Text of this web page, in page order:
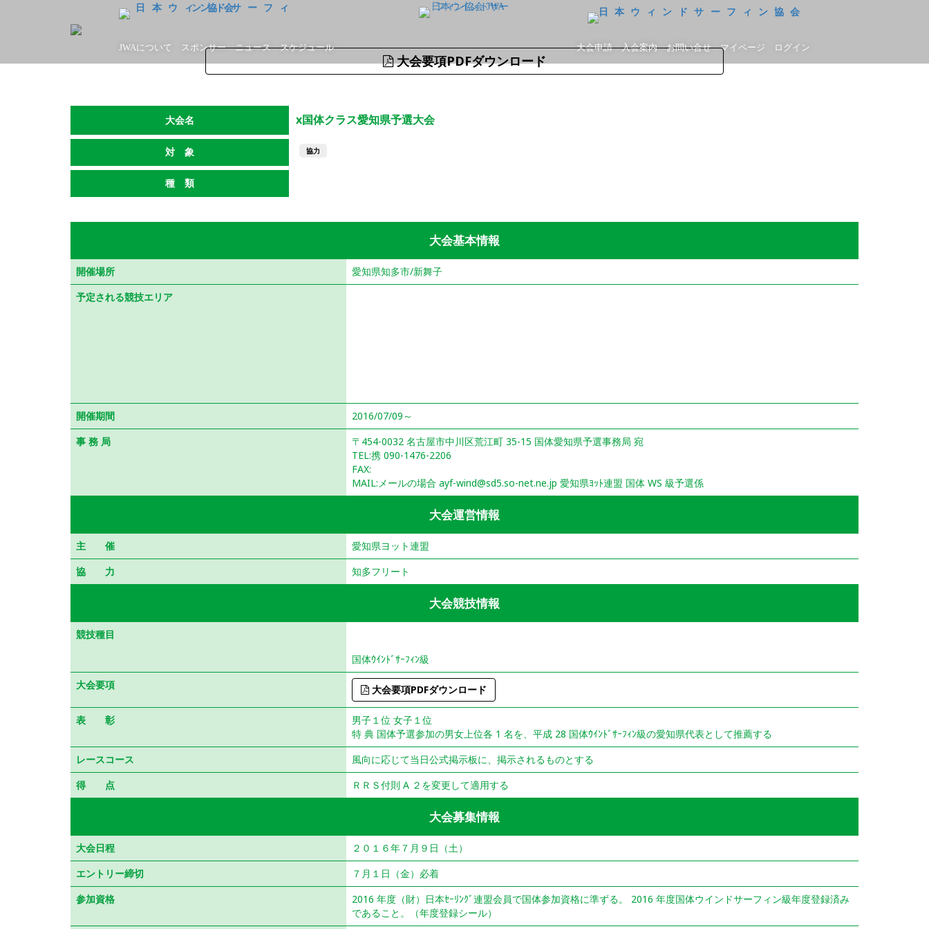
JWAについて スポンサー ニュース スケジュール 大会申請 入会案内 お問い合せ マイページ ログイン
大会要項PDFダウンロード
大会名 x国体クラス愛知県予選大会
対 象 協力
種 類
大会基本情報
開催場所
愛知県知多市/新舞子
予定される競技エリア
開催期間
2016/07/09～
事 務 局
〒454-0032 名古屋市中川区荒江町 35-15 国体愛知県予選事務局 宛
TEL:携 090-1476-2206
FAX:
MAIL:メールの場合 ayf-wind@sd5.so-net.ne.jp 愛知県ﾖｯﾄ連盟 国体 WS 級予選係
大会運営情報
主 催
愛知県ヨット連盟
協 力
知多フリート
大会競技情報
競技種目
国体ｳｲﾝﾄﾞｻｰﾌｨﾝ級
大会要項
大会要項PDFダウンロード
表 彰
男子１位 女子１位
特 典 国体予選参加の男女上位各 1 名を、平成 28 国体ｳｲﾝﾄﾞｻｰﾌｨﾝ級の愛知県代表として推薦する
レースコース
風向に応じて当日公式掲示板に、掲示されるものとする
得 点
ＲＲＳ付則 A ２を変更して適用する
大会募集情報
大会日程
２０１６年７月９日（土）
エントリー締切
７月１日（金）必着
参加資格
2016 年度（財）日本ｾｰﾘﾝｸﾞ連盟会員で国体参加資格に準ずる。 2016 年度国体ウインドサーフィン級年度登録済み
であること。（年度登録シール）